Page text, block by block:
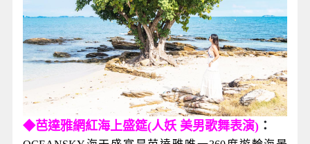
◆芭達雅網紅海上盛筵(人妖 美男歌舞表演)：